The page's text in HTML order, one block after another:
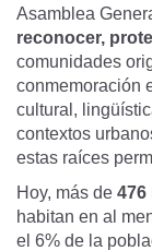
Asamblea
reconocer,
comunidades
conmemoración
cultural,
contextos
estas raíces
Hoy, más de 476
habitan en al
el 6% de la